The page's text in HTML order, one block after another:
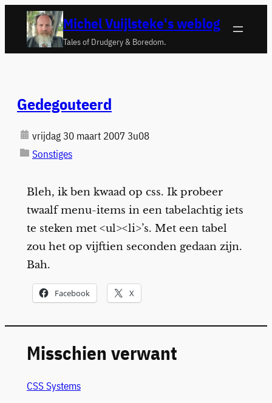
naar
Michel Vuijlsteke's weblog
Tales of Drudgery & Boredom.
Gedegouteerd
vrijdag 30 maart 2007 3u08
Sonstiges
Bleh, ik ben kwaad op css. Ik probeer
twaalf menu-items in een tabelachtig iets
te steken met <ul><li>’s. Met een tabel
zou het op vijftien seconden gedaan zijn.
Bah.
Facebook X
Misschien verwant
CSS Systems